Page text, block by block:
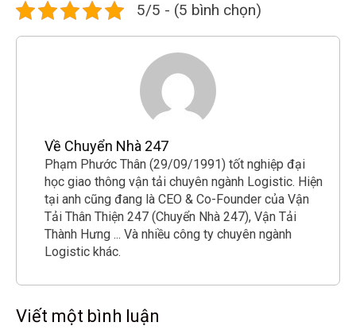
5/5 - (5 bình chọn)
Về Chuyển Nhà 247
Phạm Phước Thân (29/09/1991) tốt nghiệp đại
học giao thông vận tải chuyên ngành Logistic. Hiện
tại anh cũng đang là CEO & Co-Founder của Vận
Tải Thân Thiện 247 (Chuyển Nhà 247), Vận Tải
Thành Hưng ... Và nhiều công ty chuyên ngành
Logistic khác.
Viết một bình luận